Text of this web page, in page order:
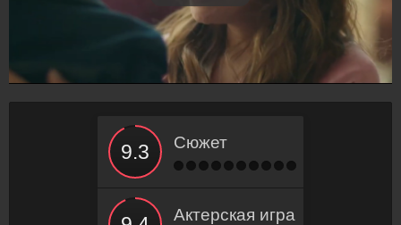
Сюжет
Актерская игра